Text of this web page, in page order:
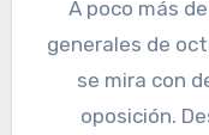
A poco más de un mes para las elecciones
generales de
se mira con
oposición.